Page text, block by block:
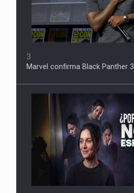
3
Marvel confirma Black Panther 3